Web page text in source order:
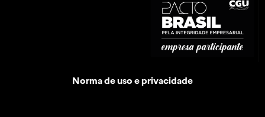
Norma de uso e privacidade